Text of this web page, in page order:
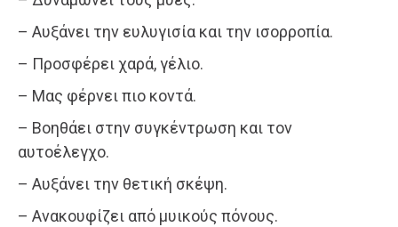
– Αυξάνει την ευλυγισία και την ισορροπία.
– Προσφέρει χαρά, γέλιο.
– Μας φέρνει πιο κοντά.
– Βοηθάει στην συγκέντρωση και τον
αυτοέλεγχο.
– Αυξάνει την θετική σκέψη.
– Ανακουφίζει από μυικούς πόνους.